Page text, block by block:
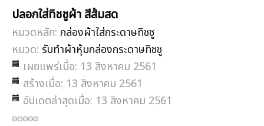
ปลอกใส่ทิชชูผ้า สีส้มสด
หมวดหลัก: กล่องผ้าใส่กระดาษทิชชู
หมวด: รับทำผ้าหุ้มกล่องกระดาษทิชชู
เผยแพร่เมื่อ: 13 สิงหาคม 2561
สร้างเมื่อ: 13 สิงหาคม 2561
อัปเดตล่าสุดเมื่อ: 13 สิงหาคม 2561